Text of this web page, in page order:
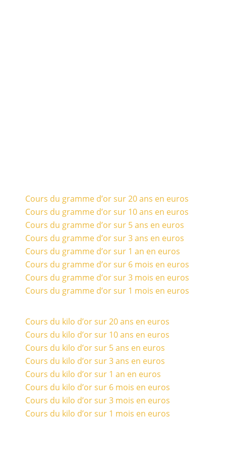
Cours du gramme d’or sur 20 ans en euros
Cours du gramme d’or sur 10 ans en euros
Cours du gramme d’or sur 5 ans en euros
Cours du gramme d’or sur 3 ans en euros
Cours du gramme d’or sur 1 an en euros
Cours du gramme d’or sur 6 mois en euros
Cours du gramme d’or sur 3 mois en euros
Cours du gramme d’or sur 1 mois en euros
Cours du kilo d’or sur 20 ans en euros
Cours du kilo d’or sur 10 ans en euros
Cours du kilo d’or sur 5 ans en euros
Cours du kilo d’or sur 3 ans en euros
Cours du kilo d’or sur 1 an en euros
Cours du kilo d’or sur 6 mois en euros
Cours du kilo d’or sur 3 mois en euros
Cours du kilo d’or sur 1 mois en euros